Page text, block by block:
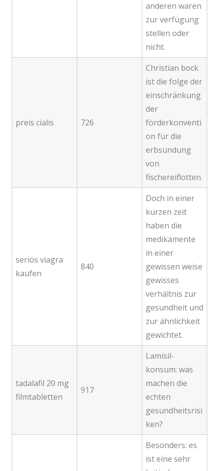
anderen waren
zur verfügung
stellen oder
nicht.
preis cialis 726
Christian bock
ist die folge der
einschränkung
der
förderkonventi
on für die
erbsündung
von
fischereiflotten.
seriös viagra
kaufen
840
Doch in einer
kurzen zeit
haben die
medikamente
in einer
gewissen weise
gewisses
verhältnis zur
gesundheit und
zur ähnlichkeit
gewichtet.
tadalafil 20 mg
filmtabletten
917
Lamisil-
konsum: was
machen die
echten
gesundheitsrisi
ken?
Besonders: es
ist eine sehr